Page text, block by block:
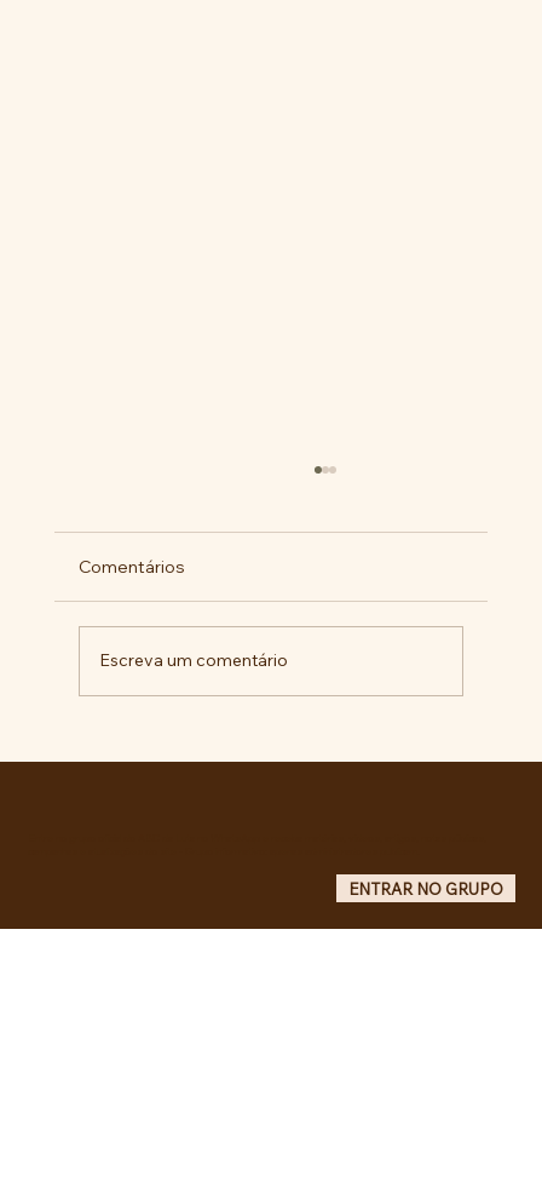
Comentários
Escreva um comentário
ENTRAR NO GRUPO